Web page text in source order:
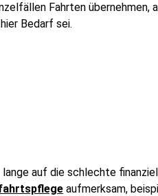
Fahrten übernehmen,
Bedarf sei.
auf die schlechte
aufmerksam,